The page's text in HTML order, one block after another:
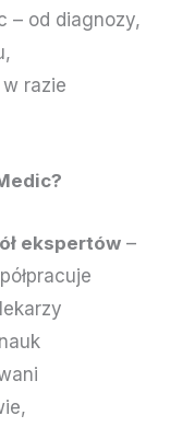
– od diagnozy,
razie
ekspertów –